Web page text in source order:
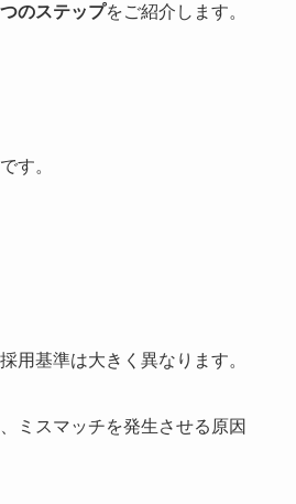
のステップをご紹介します。
す。
用基準は大きく異なります。
ミスマッチを発生させる原因